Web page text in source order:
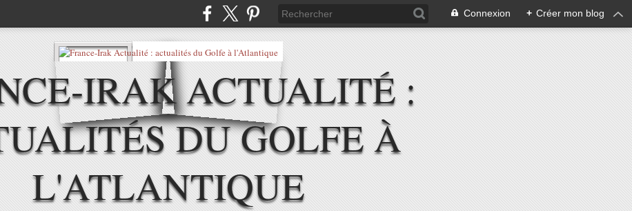
Connexion + Créer mon blog
IRAK ACTUALITÉ :
DU GOLFE À
L'ATLANTIQUE